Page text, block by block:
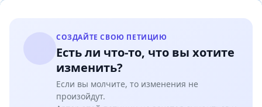
СОЗДАЙТЕ СВОЮ ПЕТИЦИЮ
Есть ли что-то, что вы хотите
изменить?
Если вы молчите, то изменения не
произойдут.